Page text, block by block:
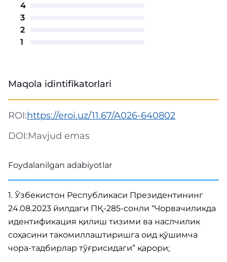
4
3
2
1
Maqola idintifikatorlari
ROI:https://eroi.uz/11.67/A026-640802
DOI:Mavjud emas
Foydalanilgan adabiyotlar
1. Ўзбекистон Республикаси Президентининг
24.08.2023 йилдаги ПҚ-285-сонли “Чорвачиликда
идентификация қилиш тизими ва наслчилик
соҳасини такомиллаштиришга оид қўшимча
чора-тадбирлар тўғрисидаги” қарори;